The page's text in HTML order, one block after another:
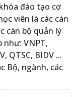
đào tạo cơ
viên là các cán
cán bộ quản lý
như: VNPT,
QTSC, BIDV ...
Bộ, ngành, các